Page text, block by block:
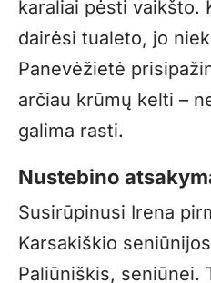
karaliai pėsti vaikšto.
dairėsi tualeto, jo
Panevėžietė
arčiau krūmų kelti –
galima rasti.
Nustebino
Susirūpinusi Irena
Karsakiškio
Paliūniškis, seniūnei.